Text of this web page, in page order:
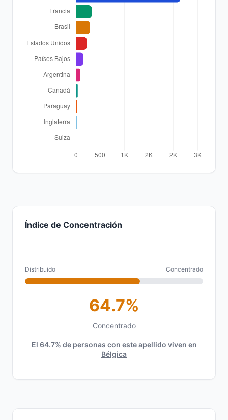
Índice de Concentración
Distribuido Concentrado
64.7%
Concentrado
El 64.7% de personas con este apellido viven en
Bélgica